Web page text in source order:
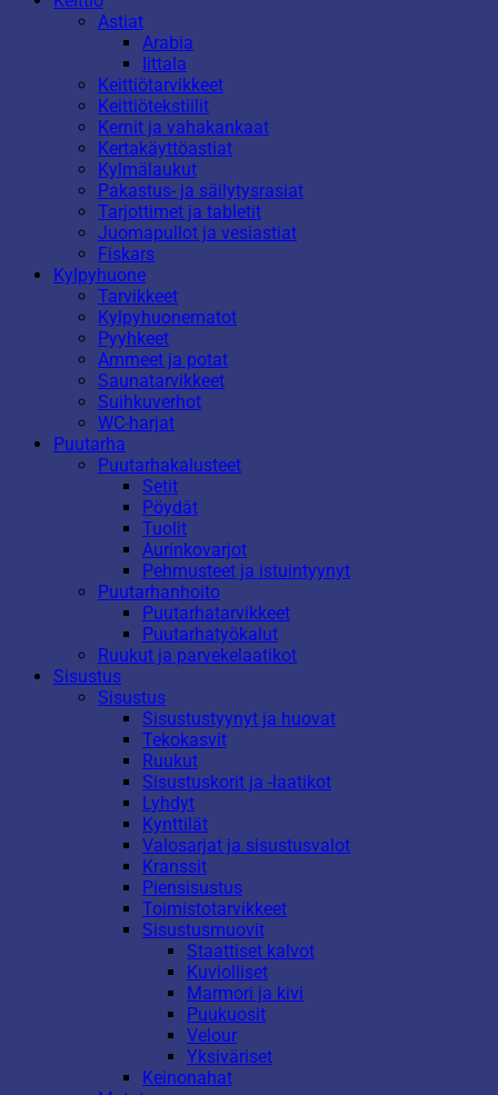
Astiat
Arabia
Iittala
Keittiötarvikkeet
Keittiötekstiilit
Kernit ja vahakankaat
Kertakäyttöastiat
Kylmälaukut
Pakastus- ja säilytysrasiat
Tarjottimet ja tabletit
Juomapullot ja vesiastiat
Fiskars
Kylpyhuone
Tarvikkeet
Kylpyhuonematot
Pyyhkeet
Ammeet ja potat
Saunatarvikkeet
Suihkuverhot
WC-harjat
Puutarha
Puutarhakalusteet
Setit
Pöydät
Tuolit
Aurinkovarjot
Pehmusteet ja istuintyynyt
Puutarhanhoito
Puutarhatarvikkeet
Puutarhatyökalut
Ruukut ja parvekelaatikot
Sisustus
Sisustus
Sisustustyynyt ja huovat
Tekokasvit
Ruukut
Sisustuskorit ja -laatikot
Lyhdyt
Kynttilät
Valosarjat ja sisustusvalot
Kranssit
Piensisustus
Toimistotarvikkeet
Sisustusmuovit
Staattiset kalvot
Kuviolliset
Marmori ja kivi
Puukuosit
Velour
Yksiväriset
Keinonahat